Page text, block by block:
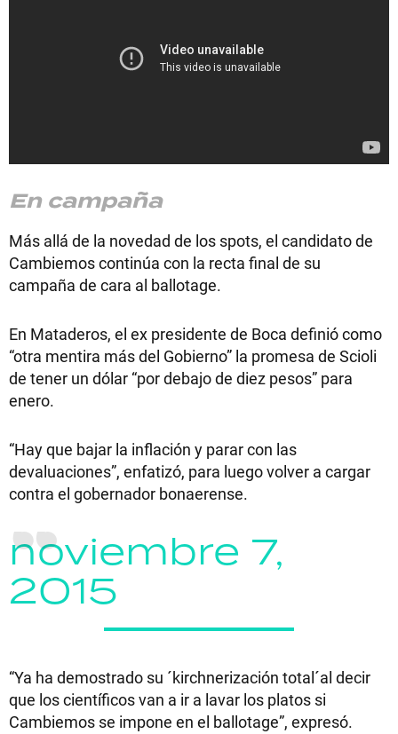
En campaña
Más allá de la novedad de los spots, el candidato de
Cambiemos continúa con la recta final de su
campaña de cara al ballotage.
En Mataderos, el ex presidente de Boca definió como
“otra mentira más del Gobierno” la promesa de Scioli
de tener un dólar “por debajo de diez pesos” para
enero.
“Hay que bajar la inflación y parar con las
devaluaciones”, enfatizó, para luego volver a cargar
contra el gobernador bonaerense.
noviembre 7,
2015
“Ya ha demostrado su ´kirchnerización total´al decir
que los científicos van a ir a lavar los platos si
Cambiemos se impone en el ballotage”, expresó.